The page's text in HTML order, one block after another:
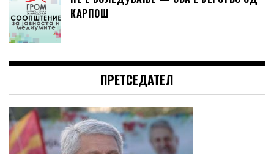
КАРПОШ
ПРЕТСЕДАТЕЛ